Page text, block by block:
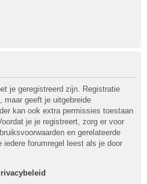
je geregistreerd zijn. Registratie
maar geeft je uitgebreide
kan ook extra permissies toestaan
je je registreert, zorg er voor
en gerelateerde
iedere forumregel leest als je door